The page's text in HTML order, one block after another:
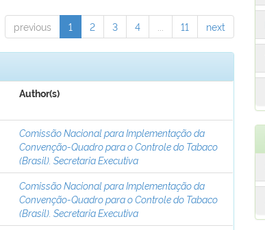
previous 1 2 3 4 11 next
Author(s)
Comissão Nacional para Implementação da
Convenção-Quadro para o Controle do Tabaco
(Brasil). Secretaria Executiva
Comissão Nacional para Implementação da
Convenção-Quadro para o Controle do Tabaco
(Brasil). Secretaria Executiva